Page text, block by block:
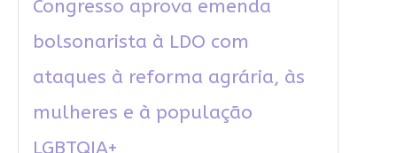
Congresso aprova emenda
bolsonarista à LDO com
ataques à reforma agrária, às
mulheres e à população
LGBTQIA+